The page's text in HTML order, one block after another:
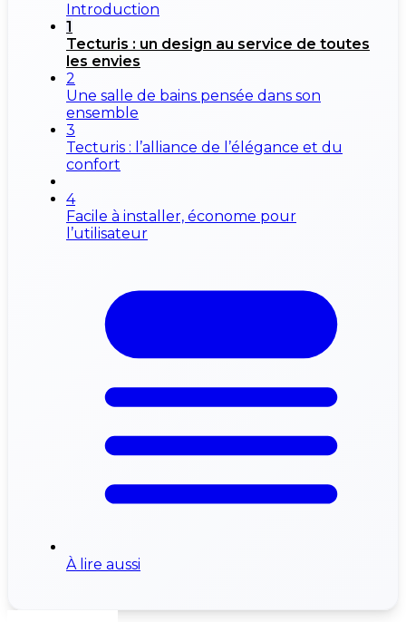
Introduction
1
Tecturis : un design au service de toutes
les envies
2
Une salle de bains pensée dans son
ensemble
3
Tecturis : l’alliance de l’élégance et du
confort
4
Facile à installer, économe pour
l’utilisateur
À lire aussi